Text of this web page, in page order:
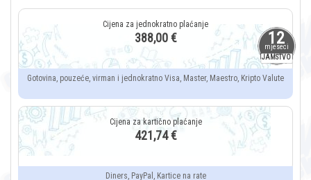
12
mjeseci
JAMSTVO
388,00 €
Gotovina, pouzeće, virman i jednokratno Visa, Master, Maestro, Kripto Valute
421,74 €
Diners, PayPal, Kartice na rate